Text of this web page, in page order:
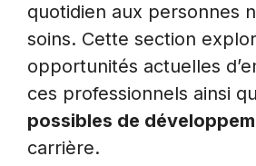
quotidien aux personnes
soins. Cette section
opportunités actuelles
ces professionnels ainsi
possibles de
carrière.